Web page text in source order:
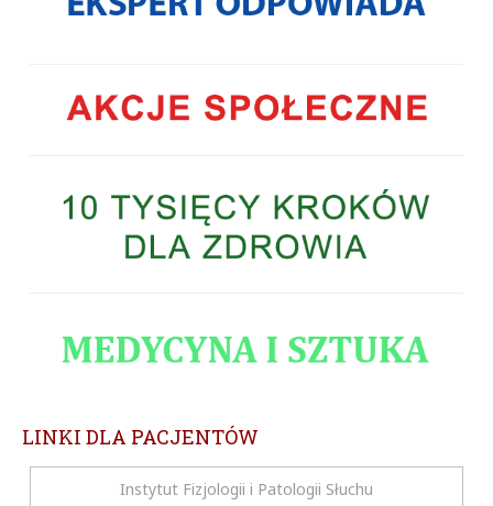
LINKI DLA PACJENTÓW
Instytut Fizjologii i Patologii Słuchu